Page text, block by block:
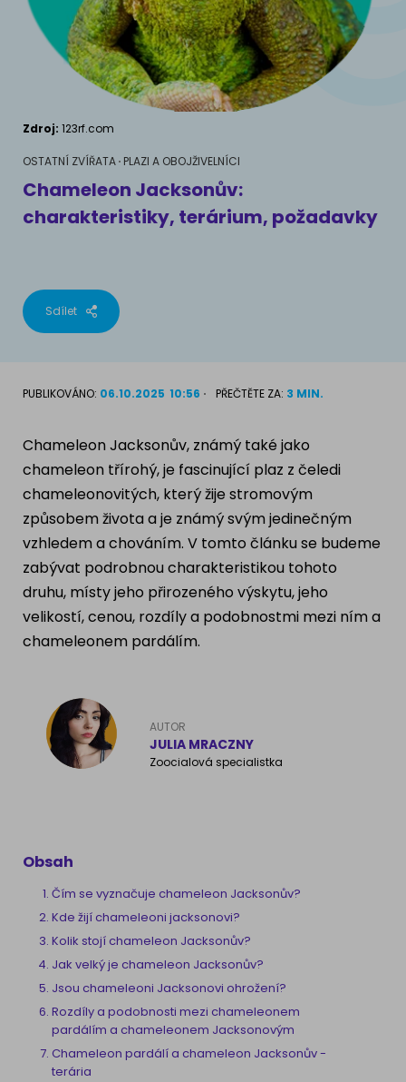
Pamlsky a doplňky stravy
VÝCHOVA PSA
Chování
Školení
MÁM PSA
Život se psem
Příslušenství pro psy
PLEMENA PSŮ
Francouzský buldog
Dalmatín
Zlatý retrívr
Německý ovčák
Výživové poradenství
Pamlsky a doplňky stravy
MÁM KOČKU
Jak rozumět kočce
Život s kočkou
Školení
Příslušenství pro kočky
PLEMENA KOČEK
Britská krátkosrstá kočka
Bengálská kočka
Kanadský Sphynx
AKVARIJNÍ RYBY
Zdroj: 123rf.com
OSTATNÍ ZVÍŘATA PLAZI A OBOJŽIVELNÍCI
Chameleon Jacksonův:
charakteristiky, terárium, požadavky
Sdílet
PUBLIKOVÁNO: 06.10.2025 10:56 PŘEČTĚTE ZA: 3 MIN.
Chameleon Jacksonův, známý také jako
chameleon třírohý, je fascinující plaz z čeledi
chameleonovitých, který žije stromovým
způsobem života a je známý svým jedinečným
vzhledem a chováním. V tomto článku se budeme
zabývat podrobnou charakteristikou tohoto
druhu, místy jeho přirozeného výskytu, jeho
velikostí, cenou, rozdíly a podobnostmi mezi ním a
chameleonem pardálím.
AUTOR
JULIA MRACZNY
Zoocialová specialistka
Obsah
Čím se vyznačuje chameleon Jacksonův?
Kde žijí chameleoni jacksonovi?
Kolik stojí chameleon Jacksonův?
Jak velký je chameleon Jacksonův?
Jsou chameleoni Jacksonovi ohrožení?
Rozdíly a podobnosti mezi chameleonem
pardálím a chameleonem Jacksonovým
Chameleon pardálí a chameleon Jacksonův -
terária